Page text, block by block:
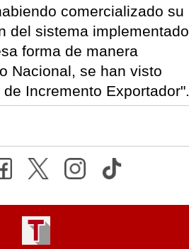
comercializado su
del sistema implementado
forma de manera
Nacional, se han visto
Incremento Exportador".